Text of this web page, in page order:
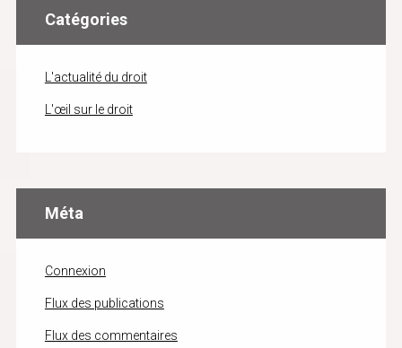
Catégories
L'actualité du droit
L'œil sur le droit
Méta
Connexion
Flux des publications
Flux des commentaires